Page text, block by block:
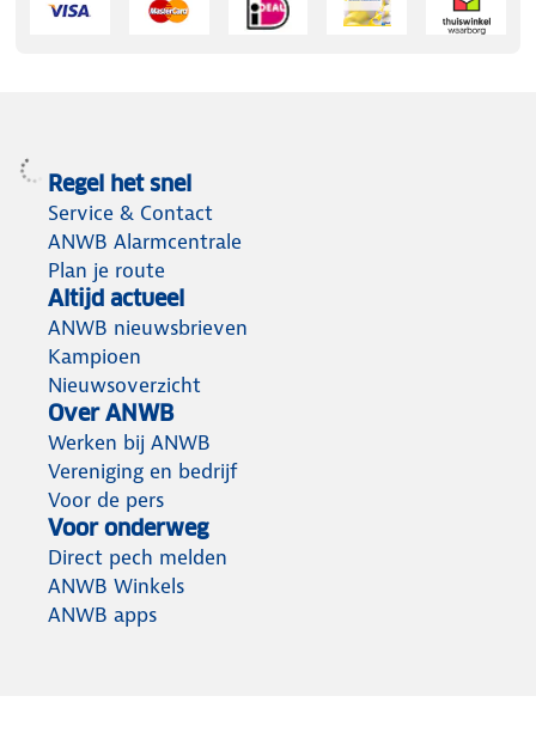
Regel het snel
Service & Contact
ANWB Alarmcentrale
Plan je route
Altijd actueel
ANWB nieuwsbrieven
Kampioen
Nieuwsoverzicht
Over ANWB
Werken bij ANWB
Vereniging en bedrijf
Voor de pers
Voor onderweg
Direct pech melden
ANWB Winkels
ANWB apps